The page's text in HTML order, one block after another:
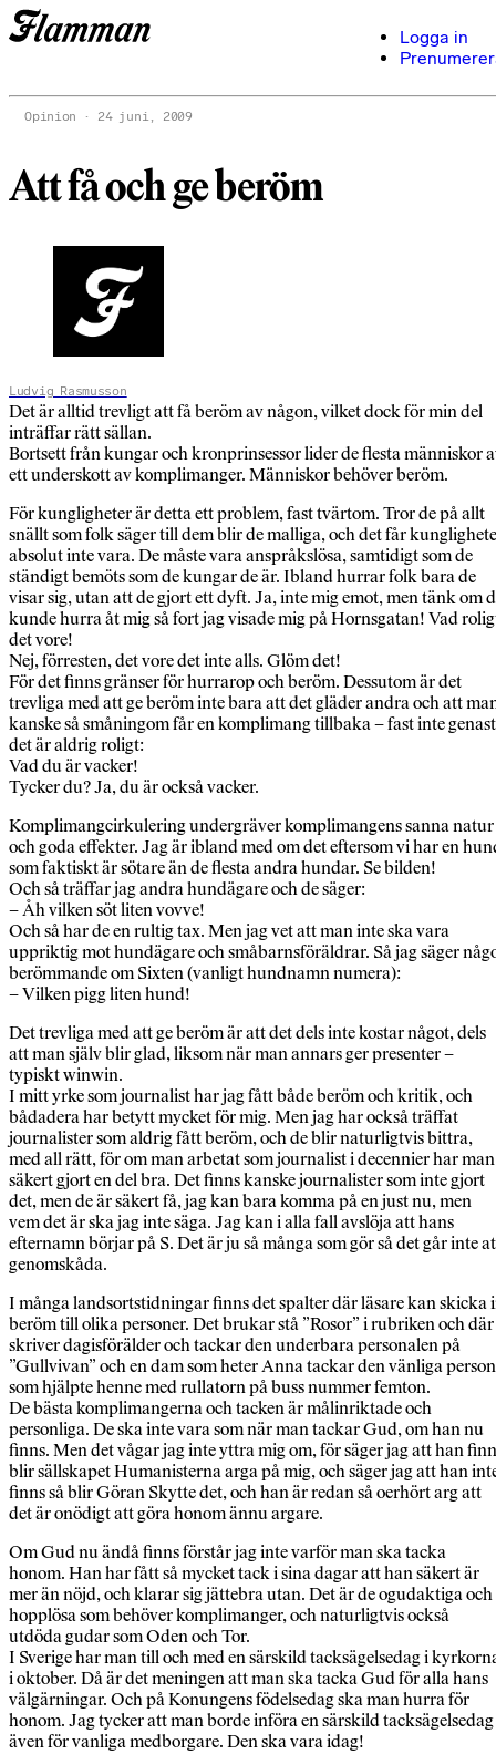
Logga in
Opinion 24 juni, 2009
Att få och ge beröm
Ludvig Rasmusson
Det är alltid trevligt att få beröm av någon, vilket dock för min del
inträffar rätt sällan.
Bortsett från kungar och kronprinsessor lider de flesta människor
ett underskott av komplimanger. Människor behöver beröm.
För kungligheter är detta ett problem, fast tvärtom. Tror de på allt
snällt som folk säger till dem blir de malliga, och det får
absolut inte vara. De måste vara anspråkslösa, samtidigt som de
ständigt bemöts som de kungar de är. Ibland hurrar folk bara de
visar sig, utan att de gjort ett dyft. Ja, inte mig emot, men tänk om
kunde hurra åt mig så fort jag visade mig på Hornsgatan! Vad
det vore!
Nej, förresten, det vore det inte alls. Glöm det!
För det finns gränser för hurrarop och beröm. Dessutom är det
trevliga med att ge beröm inte bara att det gläder andra och att
kanske så småningom får en komplimang tillbaka – fast inte
det är aldrig roligt:
Vad du är vacker!
Tycker du? Ja, du är också vacker.
Komplimangcirkulering undergräver komplimangens sanna natur
och goda effekter. Jag är ibland med om det eftersom vi har en
som faktiskt är sötare än de flesta andra hundar. Se bilden!
Och så träffar jag andra hundägare och de säger:
– Åh vilken söt liten vovve!
Och så har de en rultig tax. Men jag vet att man inte ska vara
uppriktig mot hundägare och småbarnsföräldrar. Så jag säger
berömmande om Sixten (vanligt hundnamn numera):
– Vilken pigg liten hund!
Det trevliga med att ge beröm är att det dels inte kostar något, dels
att man själv blir glad, liksom när man annars ger presenter –
typiskt winwin.
I mitt yrke som journalist har jag fått både beröm och kritik, och
bådadera har betytt mycket för mig. Men jag har också träffat
journalister som aldrig fått beröm, och de blir naturligtvis bittra,
med all rätt, för om man arbetat som journalist i decennier har man
säkert gjort en del bra. Det finns kanske journalister som inte gjort
det, men de är säkert få, jag kan bara komma på en just nu, men
vem det är ska jag inte säga. Jag kan i alla fall avslöja att hans
efternamn börjar på S. Det är ju så många som gör så det går inte
genomskåda.
I många landsortstidningar finns det spalter där läsare kan skicka
beröm till olika personer. Det brukar stå ”Rosor” i rubriken och där
skriver dagisförälder och tackar den underbara personalen på
”Gullvivan” och en dam som heter Anna tackar den vänliga person
som hjälpte henne med rullatorn på buss nummer femton.
De bästa komplimangerna och tacken är målinriktade och
personliga. De ska inte vara som när man tackar Gud, om han nu
finns. Men det vågar jag inte yttra mig om, för säger jag att han
blir sällskapet Humanisterna arga på mig, och säger jag att han
finns så blir Göran Skytte det, och han är redan så oerhört arg att
det är onödigt att göra honom ännu argare.
Om Gud nu ändå finns förstår jag inte varför man ska tacka
honom. Han har fått så mycket tack i sina dagar att han säkert är
mer än nöjd, och klarar sig jättebra utan. Det är de ogudaktiga och
hopplösa som behöver komplimanger, och naturligtvis också
utdöda gudar som Oden och Tor.
I Sverige har man till och med en särskild tacksägelsedag i
i oktober. Då är det meningen att man ska tacka Gud för alla hans
välgärningar. Och på Konungens födelsedag ska man hurra för
honom. Jag tycker att man borde införa en särskild tacksägelsedag
även för vanliga medborgare. Den ska vara idag!